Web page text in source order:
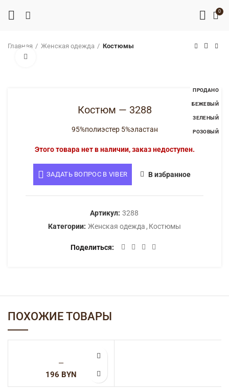
0
Главная Женская одежда Костюмы
ПРОДАНО
БЕЖЕВЫЙ
ЗЕЛЕНЫЙ
РОЗОВЫЙ
Костюм — 3288
95%полиэстер 5%эластан
Этого товара нет в наличии, заказ недоступен.
ЗАДАТЬ ВОПРОС В VIBER В избранное
Артикул: 3288
Категории: Женская одежда , Костюмы
Поделиться
ПОХОЖИЕ ТОВАРЫ
—
BYN